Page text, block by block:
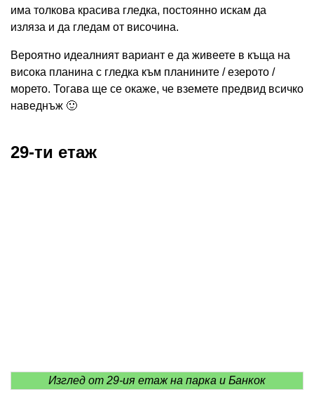
има толкова красива гледка, постоянно искам да
изляза и да гледам от височина.
Вероятно идеалният вариант е да живеете в къща на
висока планина с гледка към планините / езерото /
морето. Тогава ще се окаже, че вземете предвид всичко
наведнъж 🙂
29-ти етаж
Изглед от 29-ия етаж на парка и Банкок